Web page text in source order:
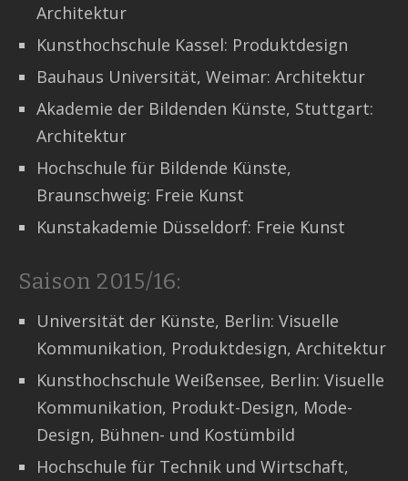
Architektur
Kunsthochschule Kassel: Produktdesign
Bauhaus Universität, Weimar: Architektur
Akademie der Bildenden Künste, Stuttgart:
Architektur
Hochschule für Bildende Künste,
Braunschweig: Freie Kunst
Kunstakademie Düsseldorf: Freie Kunst
Saison 2015/16:
Universität der Künste, Berlin: Visuelle
Kommunikation, Produktdesign, Architektur
Kunsthochschule Weißensee, Berlin: Visuelle
Kommunikation, Produkt-Design, Mode-
Design, Bühnen- und Kostümbild
Hochschule für Technik und Wirtschaft,